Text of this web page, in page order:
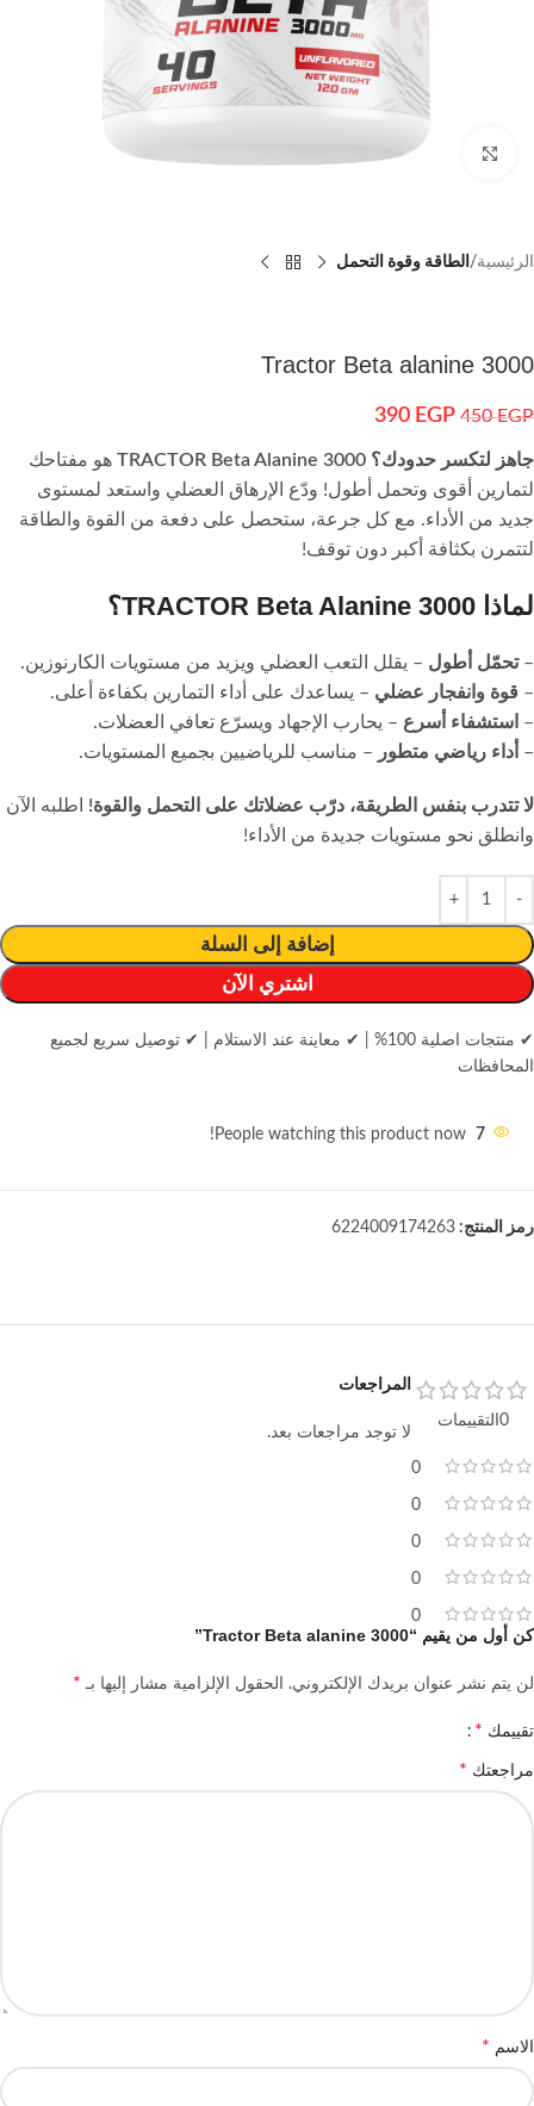
اضغط للتكبير
الرئيسية الطاقة وقوة التحمل
Tractor Beta alanine 3000
450EGP
390 EGP
جاهز لتكسر حدودك؟ TRACTOR Beta Alanine 3000 هو مفتاحك
لتمارين أقوى وتحمل أطول! ودّع الإرهاق العضلي واستعد لمستوى
جديد من الأداء. مع كل جرعة، ستحصل على دفعة من القوة والطاقة
لتتمرن بكثافة أكبر دون توقف!
لماذا TRACTOR Beta Alanine 3000؟
–تحمّل أطول – يقلل التعب العضلي ويزيد من مستويات الكارنوزين.
– قوة وانفجار عضلي – يساعدك على أداء التمارين بكفاءة أعلى.
– استشفاء أسرع – يحارب الإجهاد ويسرّع تعافي العضلات.
– أداء رياضي متطور – مناسب للرياضيين بجميع المستويات.
لا تتدرب بنفس الطريقة، درّب عضلاتك على التحمل والقوة! اطلبه الآن
وانطلق نحو مستويات جديدة من الأداء!
إضافة إلى السلة
اشتري الآن
✔ منتجات اصلية 100% ✔ معاينة عند الاستلام
✔ توصيل سريع لجميع
المحافظات
7
People watching this product now!
رمز المنتج: 6224009174263
0التقييمات
0
0
0
0
0
المراجعات
لا توجد مراجعات بعد.
كن أول من يقيم “Tractor Beta alanine 3000”
لن يتم نشر عنوان بريدك الإلكتروني. الحقول الإلزامية مشار إليها بـ *
تقييمك *
مراجعتك *
الاسم *